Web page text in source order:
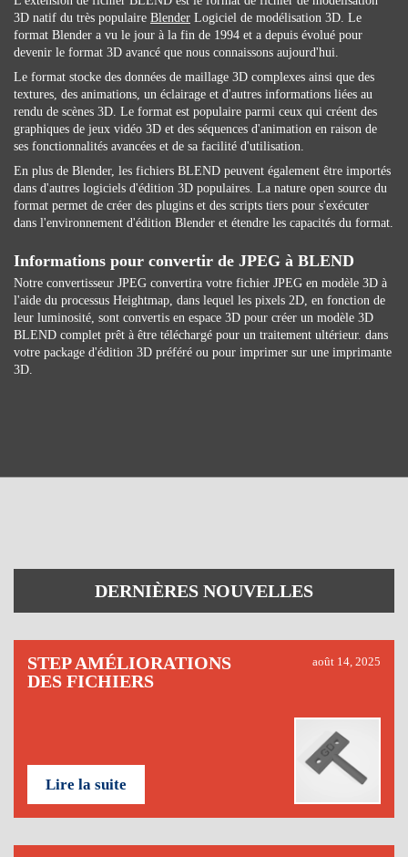
3D natif du très populaire Blender Logiciel de modélisation 3D. Le
format Blender a vu le jour à la fin de 1994 et a depuis évolué pour
devenir le format 3D avancé que nous connaissons aujourd'hui.
Le format stocke des données de maillage 3D complexes ainsi que des
textures, des animations, un éclairage et d'autres informations liées au
rendu de scènes 3D. Le format est populaire parmi ceux qui créent des
graphiques de jeux vidéo 3D et des séquences d'animation en raison de
ses fonctionnalités avancées et de sa facilité d'utilisation.
En plus de Blender, les fichiers BLEND peuvent également être importés
dans d'autres logiciels d'édition 3D populaires. La nature open source du
format permet de créer des plugins et des scripts tiers pour s'exécuter
dans l'environnement d'édition Blender et étendre les capacités du format.
Informations pour convertir de JPEG à BLEND
Notre convertisseur JPEG convertira votre fichier JPEG en modèle 3D à
l'aide du processus Heightmap, dans lequel les pixels 2D, en fonction de
leur luminosité, sont convertis en espace 3D pour créer un modèle 3D
BLEND complet prêt à être téléchargé pour un traitement ultérieur. dans
votre package d'édition 3D préféré ou pour imprimer sur une imprimante
3D.
DERNIÈRES NOUVELLES
STEP AMÉLIORATIONS
DES FICHIERS
août 14, 2025
Lire la suite